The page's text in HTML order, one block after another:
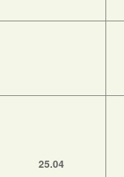
25.04